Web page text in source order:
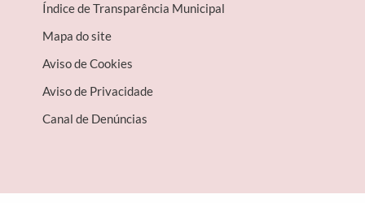
Índice de Transparência Municipal
Mapa do site
Aviso de Cookies
Aviso de Privacidade
Canal de Denúncias